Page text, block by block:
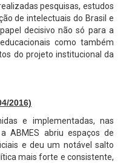
pesquisas, estudos
de intelectuais do Brasil e
decisivo não só para a
como também
do projeto institucional da
2016)
e implementadas, nas
ABMES abriu espaços de
e deu um notável salto
mais forte e consistente,